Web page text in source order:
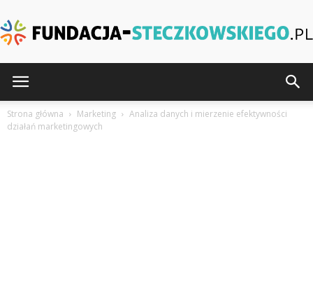
Strona główna Marketing
Analiza danych i mierzenie efektywności
działań marketingowych